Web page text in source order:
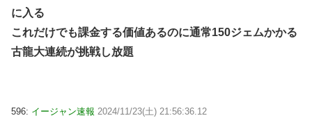
に入る
これだけでも課金する価値あるのに通常150ジェムかかる
古龍大連続が挑戦し放題
596: イージャン速報 2024/11/23(土) 21:56:36.12